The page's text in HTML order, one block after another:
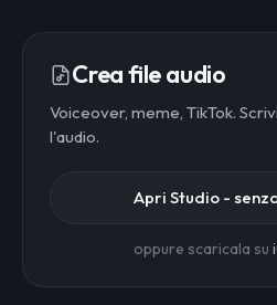
Crea file audio
Voiceover, meme, TikTok.
l'audio.
Apri Studio -
oppure scaricala su